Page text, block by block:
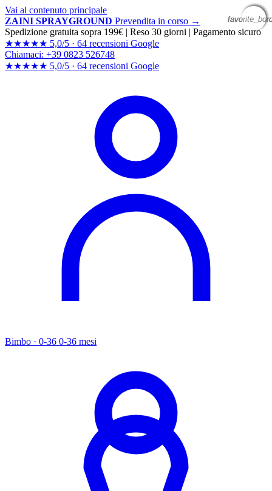
Vai al contenuto principale
ZAINI SPRAYGROUND Prevendita in corso →
Spedizione gratuita sopra 199€ | Reso 30 giorni | Pagamento sicuro
★★★★★ 5,0/5 · 64 recensioni Google
Chiamaci: +39 0823 526748
★★★★★ 5,0/5 · 64 recensioni Google
Bimbo · 0-36 0-36 mesi